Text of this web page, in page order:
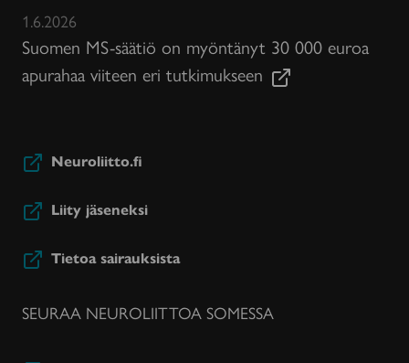
1.6.2026
Suomen MS-säätiö on myöntänyt 30 000 euroa
apurahaa viiteen eri tutkimukseen
Neuroliitto.fi
Liity jäseneksi
Tietoa sairauksista
SEURAA NEUROLIITTOA SOMESSA